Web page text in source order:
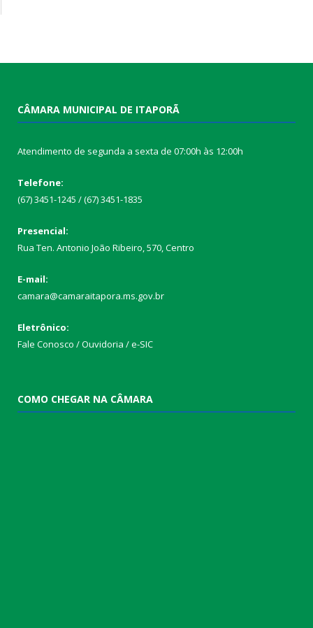
CÂMARA MUNICIPAL DE ITAPORÃ
Atendimento de segunda a sexta de 07:00h às 12:00h
Telefone:
(67) 3451-1245 / (67) 3451-1835
Presencial:
Rua Ten. Antonio João Ribeiro, 570, Centro
E-mail:
camara@camaraitapora.ms.gov.br
Eletrônico:
Fale Conosco / Ouvidoria / e-SIC
COMO CHEGAR NA CÂMARA